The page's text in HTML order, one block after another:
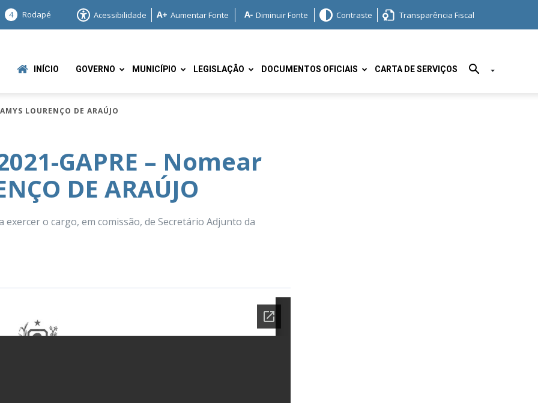
4 Rodapé Acessibilidade Aumentar Fonte Diminuir Fonte Contraste Transparência Fiscal
INÍCIO GOVERNO MUNICÍPIO LEGISLAÇÃO DOCUMENTOS OFICIAIS CARTA DE SERVIÇOS
LOURENÇO DE ARAÚJO
GAPRE – Nomear
DE ARAÚJO
exercer o cargo, em comissão, de Secretário Adjunto da